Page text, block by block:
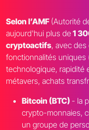
Selon l’AMF (Autorité
aujourd'hui plus de1
cryptoactifs, avec
fonctionnalités
technologique, rapidité
métavers, achats
Bitcoin (BTC) - la
crypto-monnaies,
un groupe de